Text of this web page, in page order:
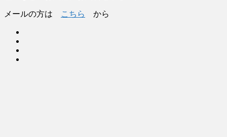
メールの方は こちら から